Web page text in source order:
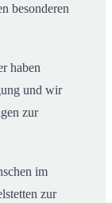
besonderen
haben
und wir
zur
im
zur